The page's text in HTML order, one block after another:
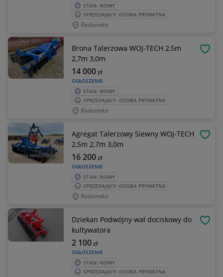
STAN: NOWY
SPRZEDAJĄCY: OSOBA PRYWATNA
Radomsko
Brona Talerzowa WOJ-TECH 2,5m
2,7m 3,0m
OGŁOSZENIE
14 000zł
STAN: NOWY
SPRZEDAJĄCY: OSOBA PRYWATNA
Radomsko
Agregat Talerzowy Siewny WOJ-TECH
2,5m 2,7m 3,0m
OGŁOSZENIE
16 200zł
STAN: NOWY
SPRZEDAJĄCY: OSOBA PRYWATNA
Radomsko
Dziekan Podwójny wał dociskowy do
kultywatora
OGŁOSZENIE
2 100zł
STAN: NOWY
SPRZEDAJĄCY: OSOBA PRYWATNA